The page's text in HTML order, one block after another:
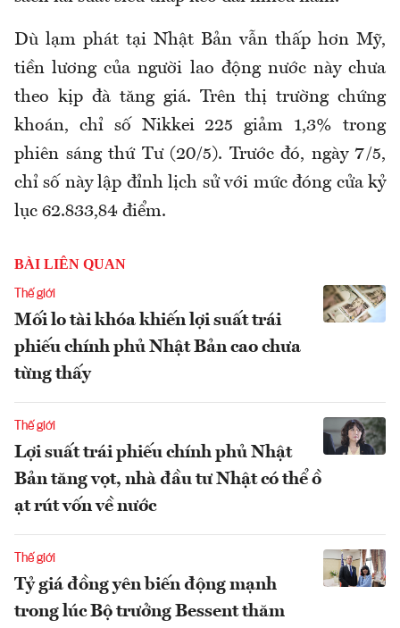
Dù lạm phát tại Nhật Bản vẫn thấp hơn Mỹ,
tiền lương của người lao động nước này chưa
theo kịp đà tăng giá. Trên thị trường chứng
khoán, chỉ số Nikkei 225 giảm 1,3% trong
phiên sáng thứ Tư (20/5). Trước đó, ngày 7/5,
chỉ số này lập đỉnh lịch sử với mức đóng cửa kỷ
lục 62.833,84 điểm.
BÀI LIÊN QUAN
Thế giới
Mối lo tài khóa khiến lợi suất trái
phiếu chính phủ Nhật Bản cao chưa
từng thấy
Thế giới
Lợi suất trái phiếu chính phủ Nhật
Bản tăng vọt, nhà đầu tư Nhật có thể ồ
ạt rút vốn về nước
Thế giới
Tỷ giá đồng yên biến động mạnh
trong lúc Bộ trưởng Bessent thăm